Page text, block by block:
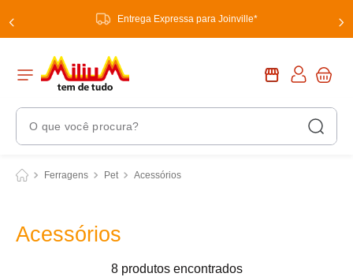
Entrega Expressa para Joinville*
O que você procura?
Ferragens Pet Acessórios
Acessórios
8 produtos
Termos Mais Buscados
2 º